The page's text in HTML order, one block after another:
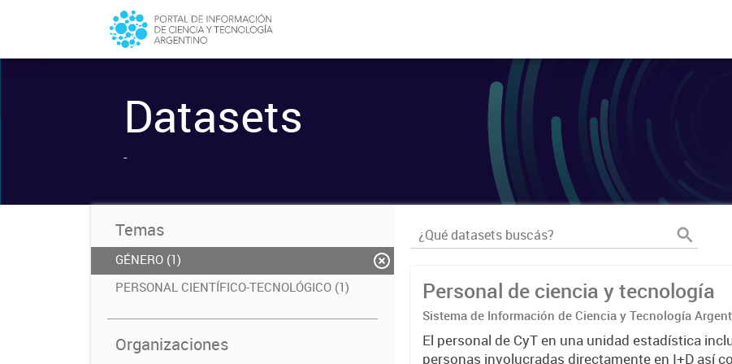
Datasets
-
Temas
GÉNERO (1)
PERSONAL CIENTÍFICO-TECNOLÓGICO (1)
Organizaciones
Personal de ciencia y tecnología
Sistema de Información de Ciencia y Tecnología
El personal de CyT en una unidad estadística
personas involucradas directamente en I+D así